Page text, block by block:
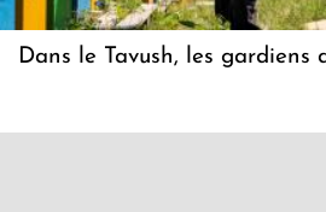
Dans le Tavush, les gardiens